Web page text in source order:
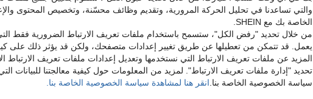
عرض المزيد من المراجعات
والتي تساعدنا في تحليل الحركة المرورية، وتقديم وظائف محسّنة، وتخصيص المحتوى
الخاصة بك مع SHEIN.
من خلال تحديد "رفض الكل"، ستسمح باستخدام ملفات تعريف الارتباط الضرورية فقط
يعمل. قد تتمكن من تعطيلها عن طريق تغيير إعدادات متصفحك، ولكن قد يؤثر ذلك على
المزيد عن ملفات تعريف الارتباط التي نستخدمها وتعديل إعدادات ملفات تعريف الارتباط
تحديد "إدارة ملفات تعريف الارتباط". لمزيد من المعلومات حول كيفية معالجتنا للبيانات
سياسة الخصوصية الخاصة بنا. انقر هنا لمشاهدة سياسة الخصوصية الخاصة بنا.